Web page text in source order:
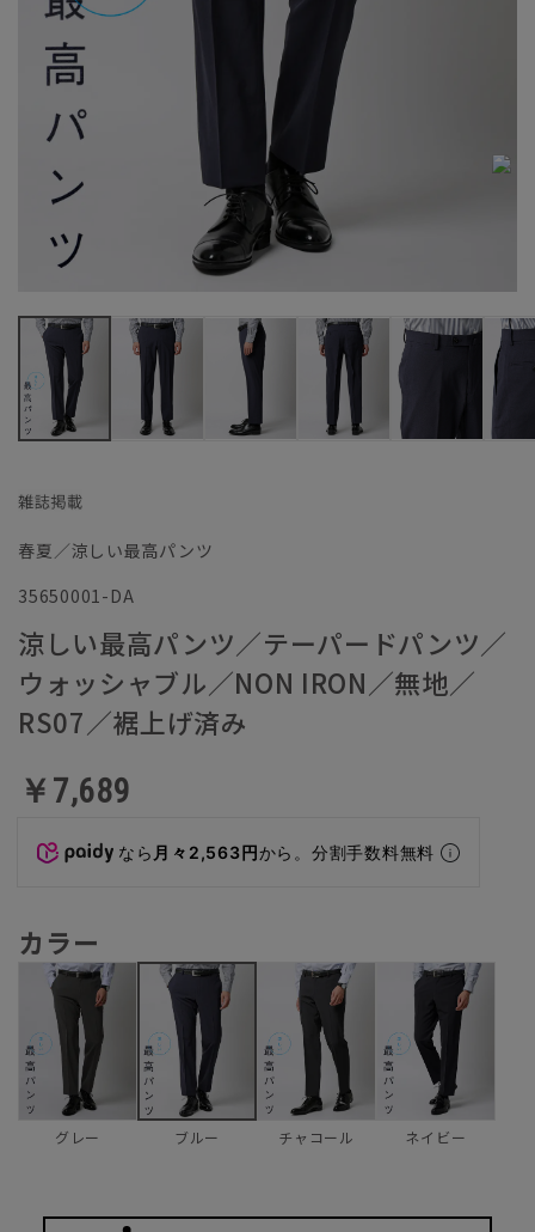
春夏／涼しい最高パンツ
35650001-DA
涼しい最高パンツ／テーパードパンツ／
ウォッシャブル／NON IRON／無地／
RS07／裾上げ済み
￥7,689
なら 月々2,563円から。分割手数料無料
カラー
グレー ブルー チャコール ネイビー